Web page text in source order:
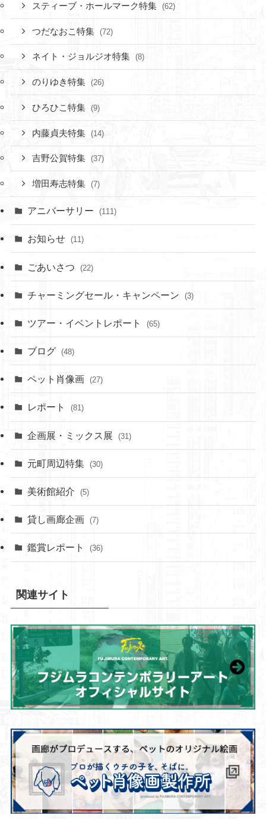
スティーブ・ホールマーク特集 (62)
つだなおこ特集 (72)
ネイト・ジョルジオ特集 (8)
のりゆき特集 (26)
ひろひこ特集 (9)
内藤貞夫特集 (14)
吉野公賀特集 (37)
増田寿志特集 (7)
アニバーサリー (111)
お知らせ (11)
ごあいさつ (22)
チャーミングセール・キャンペーン (3)
ツアー・イベントレポート (65)
ブログ (48)
ペット肖像画 (27)
レポート (81)
企画展・ミックス展 (31)
元町周辺特集 (30)
美術館紹介 (5)
貸し画廊企画 (7)
鑑賞レポート (36)
関連サイト